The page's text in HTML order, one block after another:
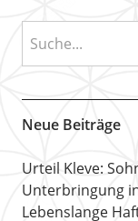
Neue Beiträge
Urteil Kleve:
Unterbringung
Lebenslange